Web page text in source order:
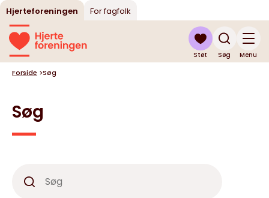
Hjerteforeningen For fagfolk
Søg
Støt Menu
Forside >Søg
Søg